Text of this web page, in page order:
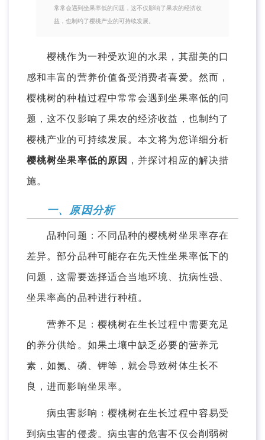
常常会遇到坐果率低的问题，这不仅影响了果农的经济收
益，也制约了樱桃产业的可持续发展。
樱桃作为一种受欢迎的水果，其甜美的口
感和丰富的营养价值备受消费者喜爱。然而，
樱桃树的种植过程中常常会遇到坐果率低的问
题，这不仅影响了果农的经济收益，也制约了
樱桃产业的可持续发展。本文将为您详细分析
樱桃树坐果率低的原因 ，并探讨相应的解决措
施。
一、原因分析
品种问题：不同品种的樱桃树坐果率存在
差异。部分品种可能存在先天性坐果率低下的
问题，这需要选择适合当地环境、抗病性强、
坐果率高的品种进行种植。
营养不足：樱桃树在生长过程中需要充足
的养分供给。如果土壤中缺乏必要的营养元
素，如氮、磷、钾等，就会导致树体生长不
良，进而影响坐果率。
病虫害影响：樱桃树在生长过程中容易受
到病虫害的侵袭。病虫害的危害不仅会削弱树